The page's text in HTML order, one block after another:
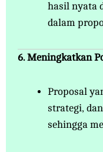
hasil nyata
dalam
6. Meningkatkan
Proposal
strategi,
sehingga